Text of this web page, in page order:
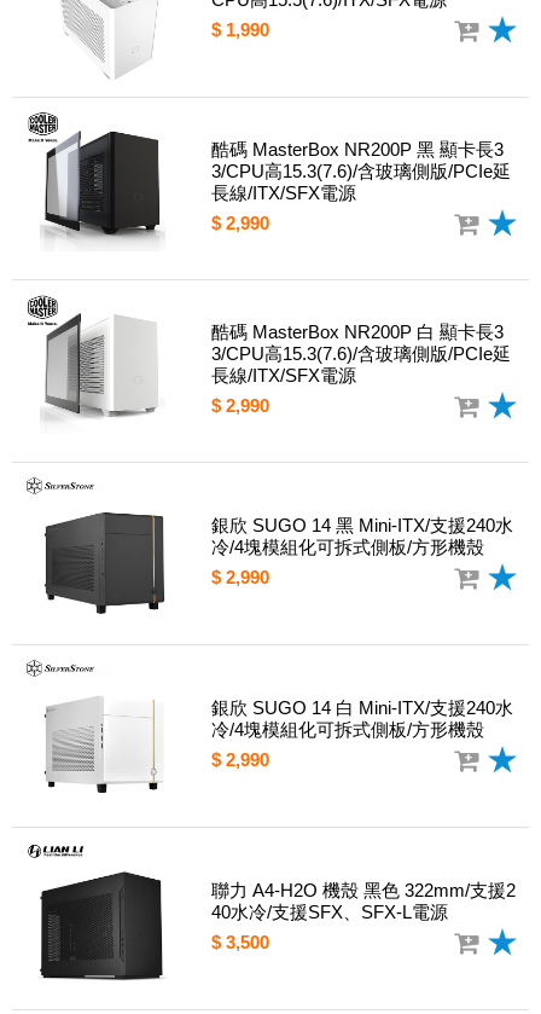
$ 1,990
酷碼 MasterBox NR200P 黑 顯卡長3
3/CPU高15.3(7.6)/含玻璃側版/PCIe延
長線/ITX/SFX電源
$ 2,990
酷碼 MasterBox NR200P 白 顯卡長3
3/CPU高15.3(7.6)/含玻璃側版/PCIe延
長線/ITX/SFX電源
$ 2,990
銀欣 SUGO 14 黑 Mini-ITX/支援240水
冷/4塊模組化可拆式側板/方形機殼
$ 2,990
銀欣 SUGO 14 白 Mini-ITX/支援240水
冷/4塊模組化可拆式側板/方形機殼
$ 2,990
聯力 A4-H2O 機殼 黑色 322mm/支援2
40水冷/支援SFX、SFX-L電源
$ 3,500